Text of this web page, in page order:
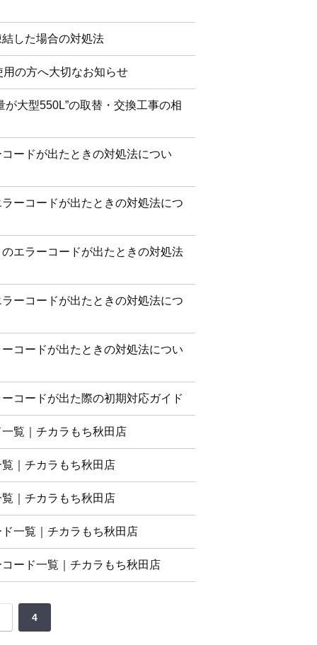
した場合の対処法
の方へ大切なお知らせ
大型550L”の取替・交換工事の相
ードが出たときの対処法につい
ーコードが出たときの対処法につ
エラーコードが出たときの対処法
ーコードが出たときの対処法につ
コードが出たときの対処法につい
コードが出た際の初期対応ガイド
覧｜チカラもち秋田店
｜チカラもち秋田店
｜チカラもち秋田店
一覧｜チカラもち秋田店
ード一覧｜チカラもち秋田店
4